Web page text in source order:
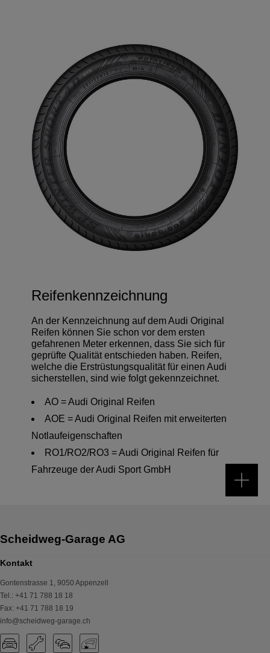
Reifenkennzeichnung
An der Kennzeichnung auf dem Audi Original
Reifen können Sie schon vor dem ersten
gefahrenen Meter erkennen, dass Sie sich für
geprüfte Qualität entschieden haben. Reifen,
welche die Erstrüstungsqualität für einen Audi
sicherstellen, sind wie folgt gekennzeichnet.
AO = Audi Original Reifen
AOE = Audi Original Reifen mit erweiterten
Notlaufeigenschaften
RO1/RO2/RO3 = Audi Original Reifen für
Fahrzeuge der Audi Sport GmbH
Kontakt
Gontenstrasse 1, 9050 Appenzell
Tel.: +41 71 788 18 18
Fax: +41 71 788 18 19
info@scheidweg-garage.ch